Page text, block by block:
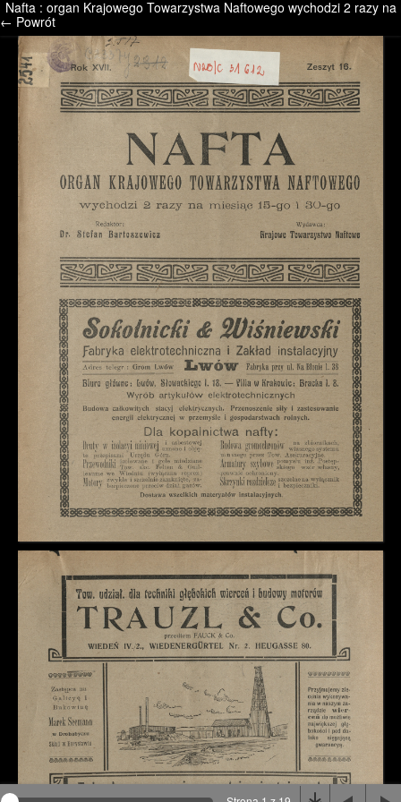
/* */ /* */ /* pliki_strona_po_stronie */
Nafta : organ Krajowego Towarzystwa Naftowego wychodzi 2 razy
← Powrót
Na stronie wykorzystywane są pliki cookie, bądź
podobne rozwiązania. Aby poznać szczegóły zapoznaj
się zpolityką prywatności.
Rozumiem